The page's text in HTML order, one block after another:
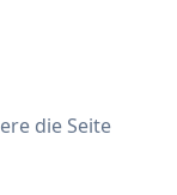
die Seite